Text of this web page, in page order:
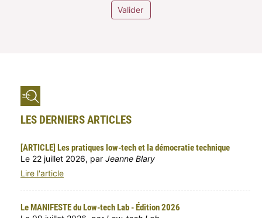
Valider
LES DERNIERS ARTICLES
[ARTICLE] Les pratiques low-tech et la démocratie technique
Le 22 juillet 2026, par Jeanne Blary
Lire l'article
Le MANIFESTE du Low-tech Lab - Édition 2026